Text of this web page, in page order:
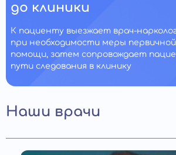
до клиники
К пациенту выезжает врач-
при необходимости меры
помощи, затем сопровождает
пути следования в клинику
Наши врачи